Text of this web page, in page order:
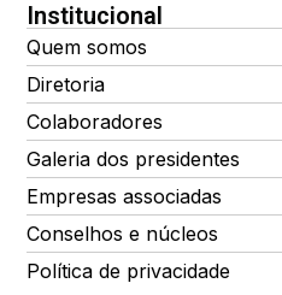
Institucional
Quem somos
Diretoria
Colaboradores
Galeria dos presidentes
Empresas associadas
Conselhos e núcleos
Política de privacidade